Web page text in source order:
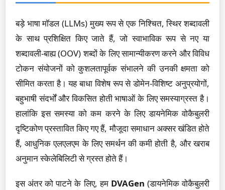
बड़े भाषा मॉडल (LLMs) मुख्य रूप से एक निश्चित, स्थिर शब्दावली
के साथ प्रशिक्षित किए जाते हैं, जो स्वाभाविक रूप से नए या
शब्दावली-बाह्य (OOV) शब्दों के लिए सामान्यीकरण करने और विविध
टोकन संयोजनों को कुशलतापूर्वक संभालने की उनकी क्षमता को
सीमित करता है। यह बाधा विशेष रूप से डोमेन-विशिष्ट अनुप्रयोगों,
बहुभाषी संदर्भों और विकसित होती भाषाओं के लिए समस्याग्रस्त है।
हालांकि इस समस्या को कम करने के लिए डायनेमिक वोकैबुलरी
दृष्टिकोण प्रस्तावित किए गए हैं, मौजूदा समाधान अक्सर खंडित होते
हैं, आधुनिक एलएलएम के लिए समर्थन की कमी होती है, और खराब
अनुमान स्केलेबिलिटी से ग्रस्त होते हैं।
इस अंतर को पाटने के लिए, हम DVAGen (डायनेमिक वोकैबुलरी